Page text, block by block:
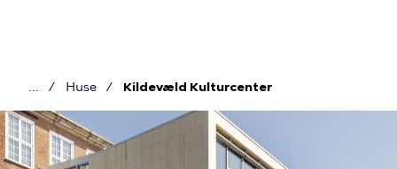
Brødkrumme
Huse Kildevæld Kulturcenter